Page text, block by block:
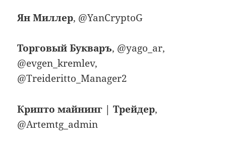
Ян Миллер, @YanCryptoG
Торговый Букваръ, @yago_ar,
@evgen_kremlev,
@Treideritto_Manager2
Крипто майнинг | Трейдер,
@Artemtg_admin